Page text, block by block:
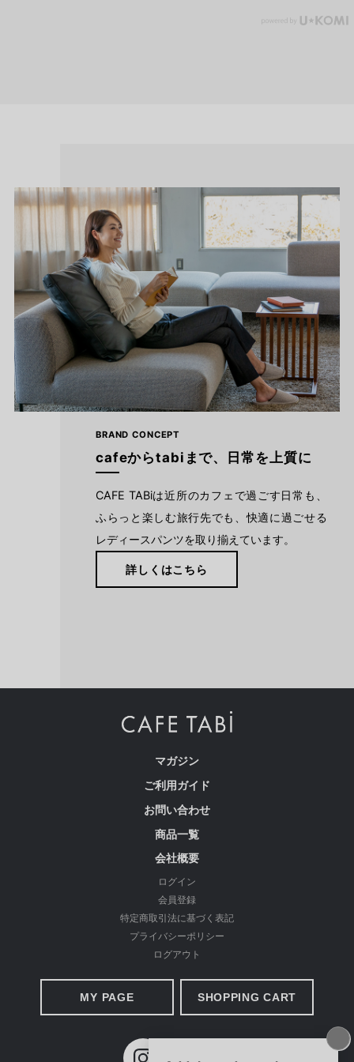
cafeからtabiまで、日常を上質に
BRAND CONCEPT
cafeからtabiまで、日常を上質に
CAFE TABiは近所のカフェで過ごす日常も、
ふらっと楽しむ旅行先でも、快適に過ごせる
レディースパンツを取り揃えています。
詳しくはこちら
マガジン
ご利用ガイド
お問い合わせ
商品一覧
会社概要
ログイン
会員登録
特定商取引法に基づく表記
プライバシーポリシー
ログアウト
MY PAGE SHOPPING CART